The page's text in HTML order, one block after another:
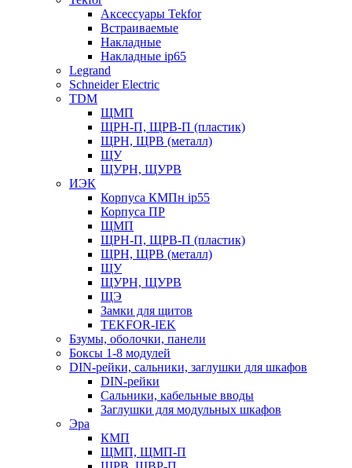
Аксессуары Tekfor
Встраиваемые
Накладные
Накладные ip65
Legrand
Schneider Electric
TDM
ЩМП
ЩРН-П, ЩРВ-П (пластик)
ЩРН, ЩРВ (металл)
ЩУ
ЩУРН, ЩУРВ
ИЭК
Корпуса КМПн ip55
Корпуса ПР
ЩМП
ЩРН-П, ЩРВ-П (пластик)
ЩРН, ЩРВ (металл)
ЩУ
ЩУРН, ЩУРВ
ЩЭ
Замки для щитов
TEKFOR-IEK
Бзумы, оболочки, панели
Боксы 1-8 модулей
DIN-рейки, сальники, заглушки для шкафов
DIN-рейки
Сальники, кабельные вводы
Заглушки для модульных шкафов
Эра
КМП
ЩМП, ЩМП-П